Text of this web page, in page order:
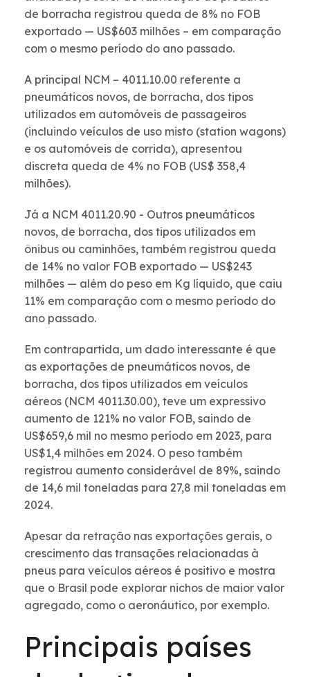
de borracha registrou queda de 8% no FOB
exportado — US$603 milhões – em comparação
com o mesmo período do ano passado.
A principal NCM – 4011.10.00 referente a
pneumáticos novos, de borracha, dos tipos
utilizados em automóveis de passageiros
(incluindo veículos de uso misto (station wagons)
e os automóveis de corrida), apresentou
discreta queda de 4% no FOB (US$ 358,4
milhões).
Já a NCM 4011.20.90 - Outros pneumáticos
novos, de borracha, dos tipos utilizados em
ônibus ou caminhões, também registrou queda
de 14% no valor FOB exportado — US$243
milhões — além do peso em Kg líquido, que caiu
11% em comparação com o mesmo período do
ano passado.
Em contrapartida, um dado interessante é que
as exportações de pneumáticos novos, de
borracha, dos tipos utilizados em veículos
aéreos (NCM 4011.30.00), teve um expressivo
aumento de 121% no valor FOB, saindo de
US$659,6 mil no mesmo período em 2023, para
US$1,4 milhões em 2024. O peso também
registrou aumento considerável de 89%, saindo
de 14,6 mil toneladas para 27,8 mil toneladas em
2024.
Apesar da retração nas exportações gerais, o
crescimento das transações relacionadas à
pneus para veículos aéreos é positivo e mostra
que o Brasil pode explorar nichos de maior valor
agregado, como o aeronáutico, por exemplo.
Principais países